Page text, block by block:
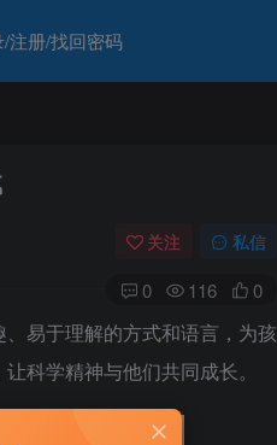
注册/找回密码
关注 私信
0 116 0
易于理解的方式和语言，为孩
科学精神与他们共同成长。